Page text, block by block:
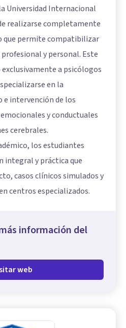
Universidad Internacional
realizarse completamente
que permite compatibilizar
y personal. Este
a psicólogos
en la
e intervención de los
y conductuales
cerebrales.
los estudiantes
integral y práctica que
casos clínicos simulados y
centros especializados.
información del
web